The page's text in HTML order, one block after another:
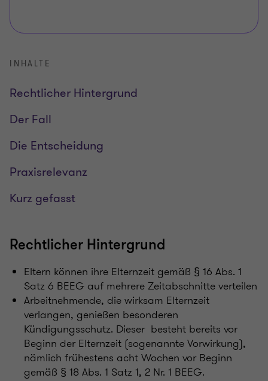
INHALTE
Rechtlicher Hintergrund
Der Fall
Die Entscheidung
Praxisrelevanz
Kurz gefasst
Rechtlicher Hintergrund
Eltern können ihre Elternzeit gemäß § 16 Abs. 1
Satz 6 BEEG auf mehrere Zeitabschnitte verteilen
Arbeitnehmende, die wirksam Elternzeit
verlangen, genießen besonderen
Kündigungsschutz. Dieser besteht bereits vor
Beginn der Elternzeit (sogenannte Vorwirkung),
nämlich frühestens acht Wochen vor Beginn
gemäß § 18 Abs. 1 Satz 1, 2 Nr. 1 BEEG.